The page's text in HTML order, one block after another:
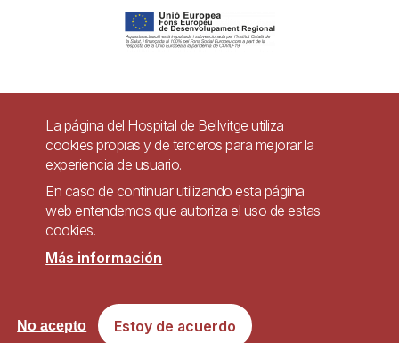
Pie
página
Contacto
Accesibilidad
Política de Privacidad de Sistemas de Videovigilancia
Sitio web accesible de conformidad con el Real Decreto 1112/2018, de 7 de
septiembre, sobre accesibilidad de los sitios web y aplicaciones para
La página del Hospital de Bellvitge utiliza
cookies propias y de terceros para mejorar la
experiencia de usuario.
En caso de continuar utilizando esta página
web entendemos que autoriza el uso de estas
cookies.
Más información
Estoy de acuerdo
No acepto